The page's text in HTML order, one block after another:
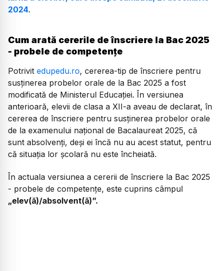
2024.
Cum arată cererile de înscriere la Bac 2025
- probele de competențe
Potrivit edupedu.ro, cererea-tip de înscriere pentru
susținerea probelor orale de la Bac 2025 a fost
modificată de Ministerul Educației. În versiunea
anterioară, elevii de clasa a XII-a aveau de declarat, în
cererea de înscriere pentru susținerea probelor orale
de la examenului național de Bacalaureat 2025, că
sunt absolvenți, deși ei încă nu au acest statut, pentru
că situația lor școlară nu este încheiată.
În actuala versiunea a cererii de înscriere la Bac 2025
- probele de competențe, este cuprins câmpul
„elev(ă)/absolvent(ă)”.